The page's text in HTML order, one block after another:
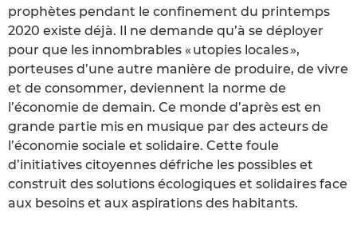
prophètes pendant le confinement du printemps
2020 existe déjà. Il ne demande qu’à se déployer
pour que les innombrables « utopies locales »,
porteuses d’une autre manière de produire, de vivre
et de consommer, deviennent la norme de
l’économie de demain. Ce monde d’après est en
grande partie mis en musique par des acteurs de
l’économie sociale et solidaire. Cette foule
d’initiatives citoyennes défriche les possibles et
construit des solutions écologiques et solidaires face
aux besoins et aux aspirations des habitants.